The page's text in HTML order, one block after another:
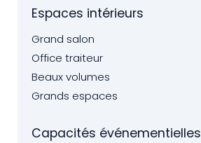
Espaces intérieurs
Grand salon
Office traiteur
Beaux volumes
Grands espaces
Capacités événementielles